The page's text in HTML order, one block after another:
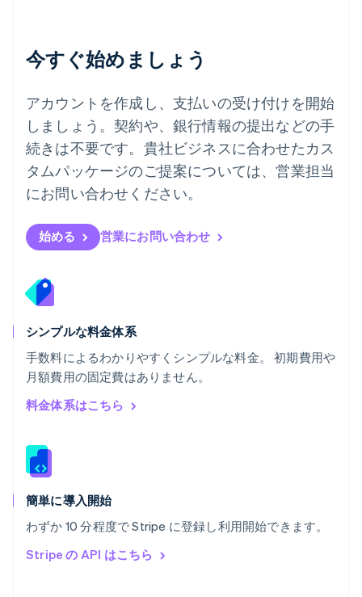
今すぐ始めましょう
アカウントを作成し、支払いの受け付けを開始
しましょう。契約や、銀行情報の提出などの手
続きは不要です。貴社ビジネスに合わせたカス
タムパッケージのご提案については、営業担当
にお問い合わせください。
始める 営業にお問い合わせ
シンプルな料金体系
手数料によるわかりやすくシンプルな料金。 初期費用や
月額費用の固定費はありません。
料金体系はこちら
簡単に導入開始
わずか 10 分程度で Stripe に登録し利用開始できます。
Stripe の API はこちら
ノルウェー
English
English
フィンランド
English Svenska
ブラジル
PortuguêsEnglish
フランス
Français English
English
ベルギー
ポーランド
English
PortuguêsEnglish
English
マレーシア
English简体中文
メキシコ
ラトビア
リトアニア
English
DeutschEnglish
English